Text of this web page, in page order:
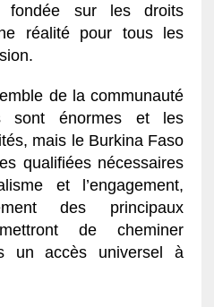
fondée sur les droits
réalité pour tous les
de la communauté
sont énormes et les
mais le Burkina Faso
qualifiées nécessaires
et l’engagement,
des principaux
de cheminer
un accès universel à